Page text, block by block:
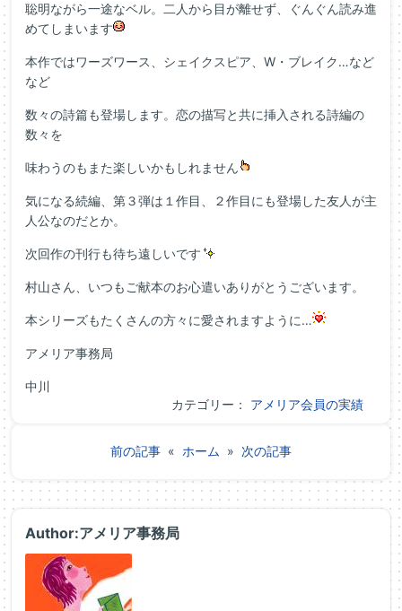
聡明ながら一途なベル。二人から目が離せず、ぐんぐん読み進
めてしまいます
本作ではワーズワース、シェイクスピア、W・ブレイク…など
など
数々の詩篇も登場します。恋の描写と共に挿入される詩編の
数々を
味わうのもまた楽しいかもしれません
気になる続編、第３弾は１作目、２作目にも登場した友人が主
人公なのだとか。
次回作の刊行も待ち遠しいです
村山さん、いつもご献本のお心遣いありがとうございます。
本シリーズもたくさんの方々に愛されますように…
アメリア事務局
中川
カテゴリー： アメリア会員の実績
前の記事 « ホーム » 次の記事
Author:アメリア事務局